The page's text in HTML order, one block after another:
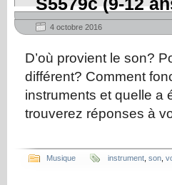
S5579c (9-12
4 octobre 2016
D’où provient le son?
différent? Comment
instruments et quelle a
trouverez réponses à
Musique instrument son